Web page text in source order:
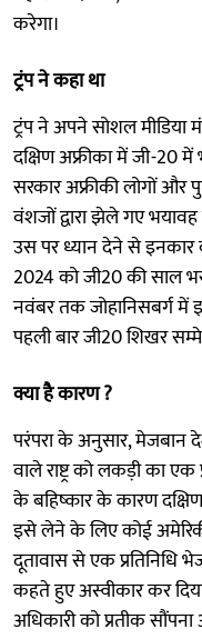
करेगा।
ट्रंप ने कहा था
ट्रंप ने अपने सोशल मीडिया
दक्षिण अफ्रीका में जी-20 में
सरकार अफ्रीकी लोगों और
वंशजों द्वारा झेले गए
उस पर ध्यान देने से इनकार
2024 को जी20 की साल
नवंबर तक जोहानिसबर्ग
पहली बार जी20 शिखर
क्या है कारण ?
परंपरा के अनुसार, मेजबान
वाले राष्ट्र को लकड़ी का
के बहिष्कार के कारण दक्षिण
इसे लेने के लिए कोई
दूतावास से एक प्रतिनिधि
कहते हुए अस्वीकार कर
अधिकारी को प्रतीक